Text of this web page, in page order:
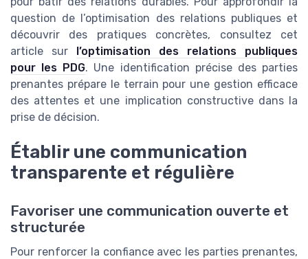
question de l’optimisation des relations publiques et
découvrir des pratiques concrètes, consultez cet
article sur
l’optimisation des relations publiques
pour les PDG. Une identification précise des parties
prenantes prépare le terrain pour une gestion efficace
des attentes et une implication constructive dans la
prise de décision.
Établir une communication
transparente et régulière
Favoriser une communication ouverte et
structurée
Pour renforcer la confiance avec les parties prenantes,